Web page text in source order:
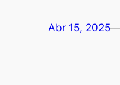
Abr 15, 2025—